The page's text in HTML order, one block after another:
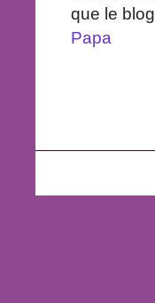
que le
Papa